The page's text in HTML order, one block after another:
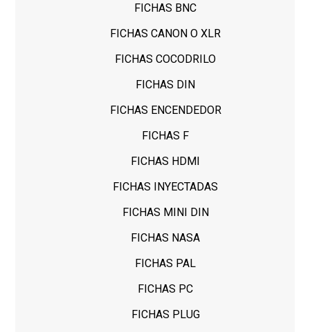
FICHAS BNC
FICHAS CANON O XLR
FICHAS COCODRILO
FICHAS DIN
FICHAS ENCENDEDOR
FICHAS F
FICHAS HDMI
FICHAS INYECTADAS
FICHAS MINI DIN
FICHAS NASA
FICHAS PAL
FICHAS PC
FICHAS PLUG